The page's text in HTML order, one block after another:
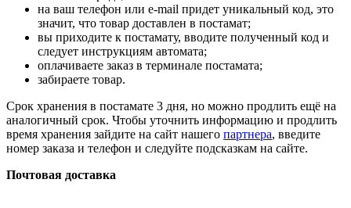
на ваш телефон или e-mail придет уникальный код, это
значит, что товар доставлен в постамат;
вы приходите к постамату, вводите полученный код и
следует инструкциям автомата;
оплачиваете заказ в терминале постамата;
забираете товар.
Срок хранения в постамате 3 дня, но можно продлить ещё на
аналогичный срок. Чтобы уточнить информацию и продлить
время хранения зайдите на сайт нашего партнера, введите
номер заказа и телефон и следуйте подсказкам на сайте.
Почтовая доставка